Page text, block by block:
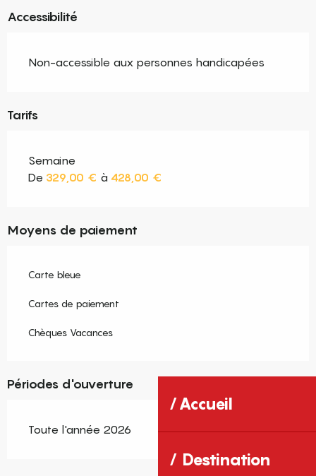
Accueil
Destination
Accessibilité
Non-accessible aux personnes handicapées
Tarifs
Semaine
De 329,00 € à 428,00 €
Moyens de paiement
Carte bleue
Cartes de paiement
Chèques Vacances
Périodes d'ouverture
Toute l'année 2026